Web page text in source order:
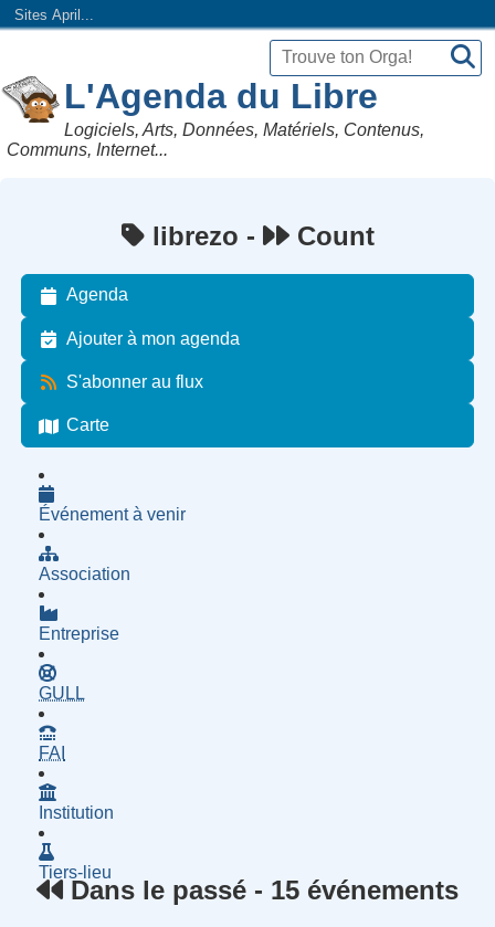
Sites April...
L'Agenda du Libre
Logiciels, Arts, Données, Matériels, Contenus,
Communs, Internet...
librezo - Count
Agenda
Ajouter à mon agenda
S'abonner au flux
Carte
Événement à venir
Association
Entreprise
GULL
FAI
Institution
Tiers-lieu
Dans le passé - 15 événements